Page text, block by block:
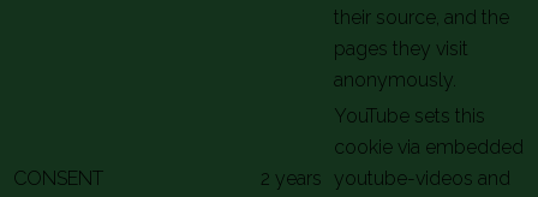
their source, and the
pages they visit
anonymously.
CONSENT 2 years
YouTube sets this
cookie via embedded
youtube-videos and